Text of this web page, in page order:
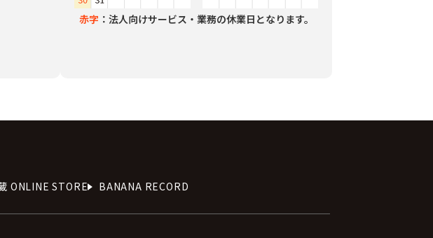
赤字 ：法人向けサービス・業務の休業日となります。
ONLINE STORE BANANA RECORD